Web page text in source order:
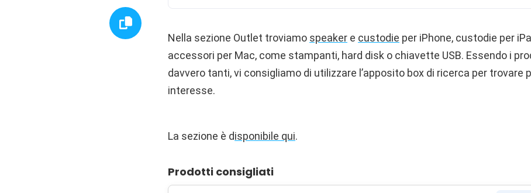
Nella sezione Outlet troviamo speaker e custodie per iPhone, custodie per
accessori per Mac, come stampanti, hard disk o chiavette USB. Essendo i
davvero tanti, vi consigliamo di utilizzare l’apposito box di ricerca per trovare
interesse.
La sezione è disponibile qui.
Prodotti consigliati